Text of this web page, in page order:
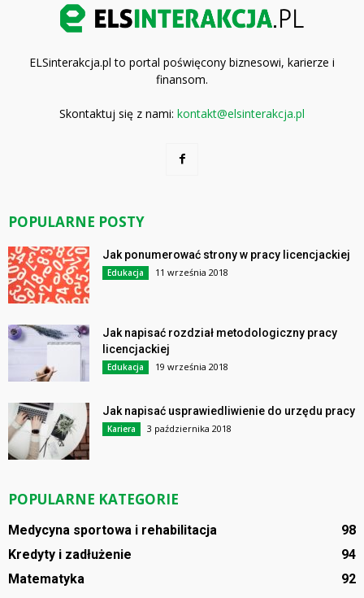
ELSinterakcja.pl to portal poświęcony biznesowi, karierze i
finansom.
Skontaktuj się z nami: kontakt@elsinterakcja.pl
POPULARNE POSTY
Jak ponumerować strony w pracy licencjackiej
Edukacja 11 września 2018
Jak napisać rozdział metodologiczny pracy
licencjackiej
Edukacja 19 września 2018
Jak napisać usprawiedliwienie do urzędu pracy
Kariera 3 października 2018
POPULARNE KATEGORIE
Medycyna sportowa i rehabilitacja
98
Kredyty i zadłużenie
94
Matematyka
92